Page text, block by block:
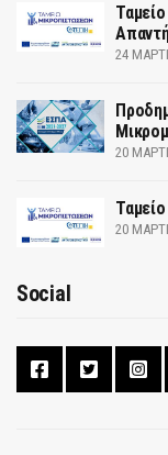
24
20
20
Social